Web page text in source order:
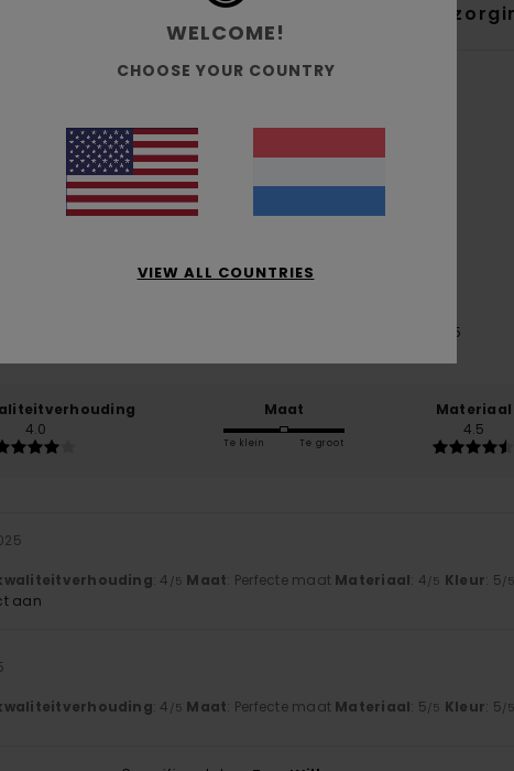
Gemiddelde score
5.0/5
op
sinds oktober 2025
4.0
Maat
Te klein Te groot
Materiaal
4.5
: 4 /5 Maat: Perfecte maat Materiaal: 4/5 Kleur: 5/5
aan
: 4 /5 Maat: Perfecte maat Materiaal: 5/5 Kleur: 5/5
WELCOME!
CHOOSE YOUR COUNTRY
VIEW ALL COUNTRIES